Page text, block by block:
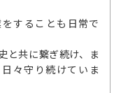
することも日常で
と共に繋ぎ続け、ま
々守り続けていま